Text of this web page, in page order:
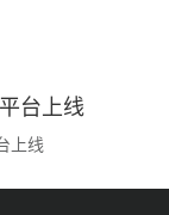
台上线
上线